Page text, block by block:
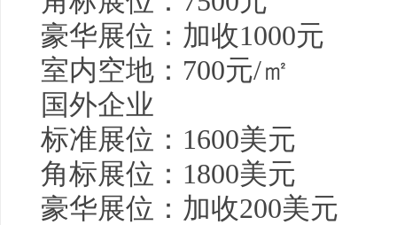
豪华展位：加收1000元
室内空地：700元/㎡
国外企业
标准展位：1600美元
角标展位：1800美元
豪华展位：加收200美元